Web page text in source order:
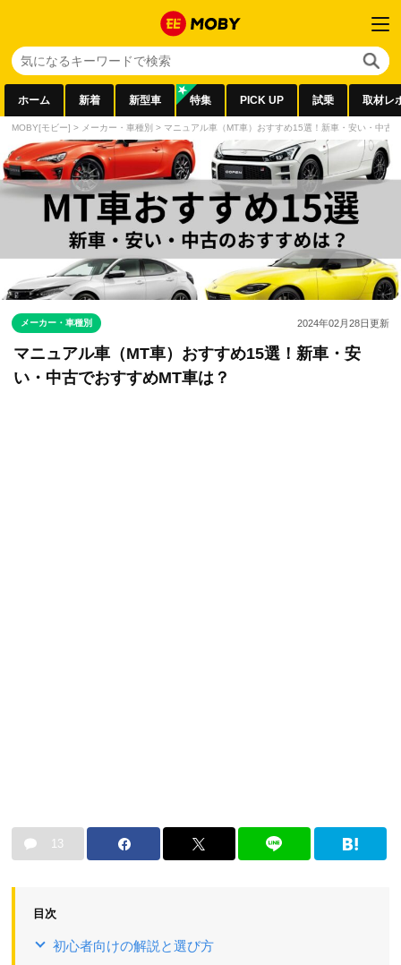
ホーム 新着 新型車 特集 PICK UP 試乗 取材レ
MOBY[モビー] > メーカー・車種別 > マニュアル車（MT車）おすすめ15選！新車・安い・中古
メーカー・車種別 2024年02月28日更新
マニュアル車（MT車）おすすめ15選！新車・安
い・中古でおすすめMT車は？
13
目次
初心者向けの解説と選び方